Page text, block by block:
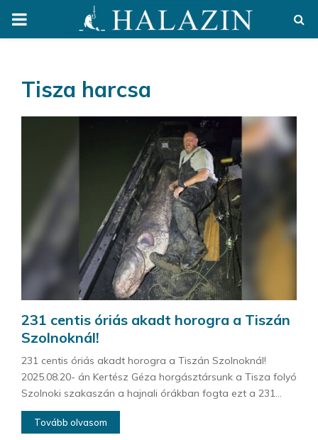
PRIMARY
Tisza harcsa
231 centis óriás akadt horogra a Tiszán
Szolnoknál!
231 centis óriás akadt horogra a Tiszán Szolnoknál!
2025.08.20- án Kertész Géza horgásztársunk a Tisza folyó
Szolnoki szakaszán a hajnali órákban fogta ezt a 231...
Tovább olvasom